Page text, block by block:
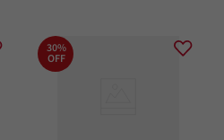
30%
OFF